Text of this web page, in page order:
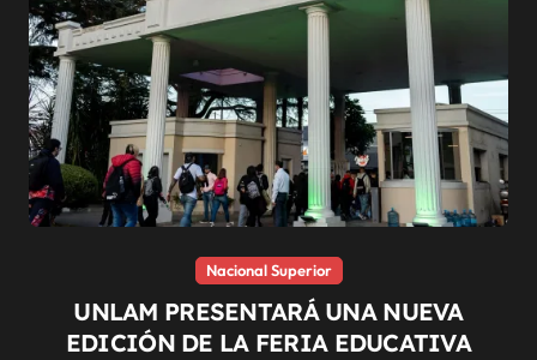
Nacional Superior
UNLAM PRESENTARÁ UNA NUEVA
EDICIÓN DE LA FERIA EDUCATIVA